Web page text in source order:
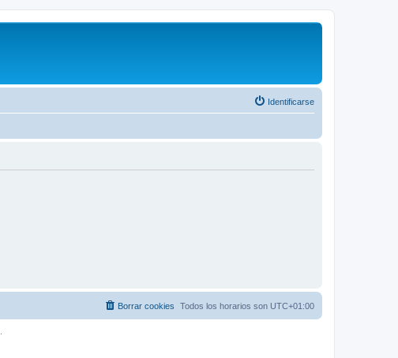
Identificarse
Todos los horarios son UTC+01:00
Borrar cookies